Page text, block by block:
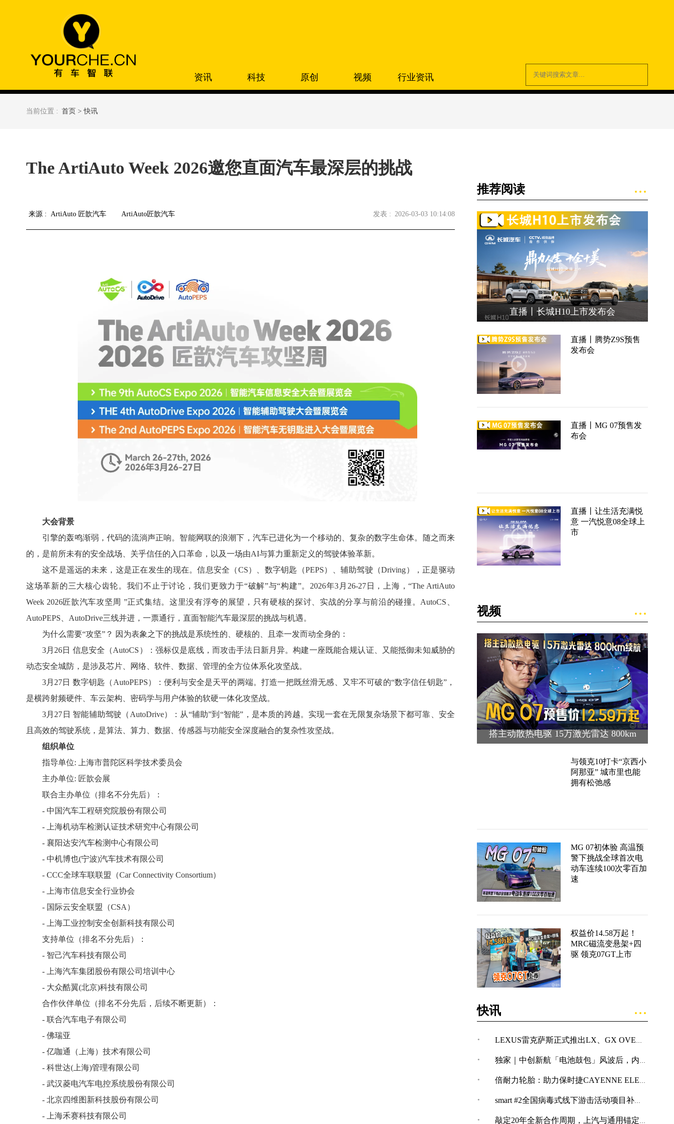
资讯 科技 原创 视频 行业资讯
当前位置 : 首页 >快讯
The ArtiAuto Week 2026邀您直面汽车最深层的挑战
来源 : ArtiAuto 匠歆汽车 ArtiAuto匠歆汽车 发表 : 2026-03-03 10:14:08
大会背景
引擎的轰鸣渐弱，代码的流淌声正响。智能网联的浪潮下，汽车已进化为一个移动的、复杂的数字生命体。随之而来
的，是前所未有的安全战场、关乎信任的入口革命，以及一场由AI与算力重新定义的驾驶体验革新。
这不是遥远的未来，这是正在发生的现在。信息安全（CS）、数字钥匙（PEPS）、辅助驾驶（Driving），正是驱动
这场革新的三大核心齿轮。我们不止于讨论，我们更致力于“破解”与“构建”。2026年3月26-27日，上海，“The ArtiAuto
Week 2026匠歆汽车攻坚周 ”正式集结。这里没有浮夸的展望，只有硬核的探讨、实战的分享与前沿的碰撞。AutoCS、
AutoPEPS、AutoDrive三线并进，一票通行，直面智能汽车最深层的挑战与机遇。
为什么需要“攻坚”？ 因为表象之下的挑战是系统性的、硬核的、且牵一发而动全身的：
3月26日 信息安全（AutoCS）：强标仅是底线，而攻击手法日新月异。构建一座既能合规认证、又能抵御未知威胁的
动态安全城防，是涉及芯片、网络、软件、数据、管理的全方位体系化攻坚战。
3月27日 数字钥匙（AutoPEPS）：便利与安全是天平的两端。打造一把既丝滑无感、又牢不可破的“数字信任钥匙”，
是横跨射频硬件、车云架构、密码学与用户体验的软硬一体化攻坚战。
3月27日 智能辅助驾驶（AutoDrive）：从“辅助”到“智能”，是本质的跨越。实现一套在无限复杂场景下都可靠、安全
且高效的驾驶系统，是算法、算力、数据、传感器与功能安全深度融合的复杂性攻坚战。
组织单位
指导单位: 上海市普陀区科学技术委员会
主办单位: 匠歆会展
联合主办单位（排名不分先后）：
- 中国汽车工程研究院股份有限公司
- 上海机动车检测认证技术研究中心有限公司
- 襄阳达安汽车检测中心有限公司
- 中机博也(宁波)汽车技术有限公司
- CCC全球车联联盟（Car Connectivity Consortium）
- 上海市信息安全行业协会
- 国际云安全联盟（CSA）
- 上海工业控制安全创新科技有限公司
支持单位（排名不分先后）：
- 智己汽车科技有限公司
- 上海汽车集团股份有限公司培训中心
- 大众酷翼(北京)科技有限公司
合作伙伴单位（排名不分先后，后续不断更新）：
- 联合汽车电子有限公司
- 佛瑞亚
- 亿咖通（上海）技术有限公司
- 科世达(上海)管理有限公司
- 武汉菱电汽车电控系统股份有限公司
- 北京四维图新科技股份有限公司
- 上海禾赛科技有限公司
推荐阅读
直播丨长城H10上市发布会
直播丨腾势Z9S预售
发布会
直播丨MG 07预售发
布会
直播丨让生活充满悦
意 一汽悦意08全球上
市
视频
搭主动散热电驱 15万激光雷达 800km
与领克10打卡“京西小
阿那亚” 城市里也能
拥有松弛感
MG 07初体验 高温预
警下挑战全球首次电
动车连续100次零百加
速
权益价14.58万起！
MRC磁流变悬架+四
驱 领克07GT上市
快讯
· LEXUS雷克萨斯正式推出LX、GX OVERTRAIL“黑马藏金版”车型
· 独家｜中创新航「电池鼓包」风波后，内部紧急开展技术改革
· 倍耐力轮胎：助力保时捷CAYENNE ELECTRIC创纪录加速表现
· smart #2全国病毒式线下游击活动项目补充公告
· 敲定20年全新合作周期，上汽与通用锚定“智电+全球化”合作新境